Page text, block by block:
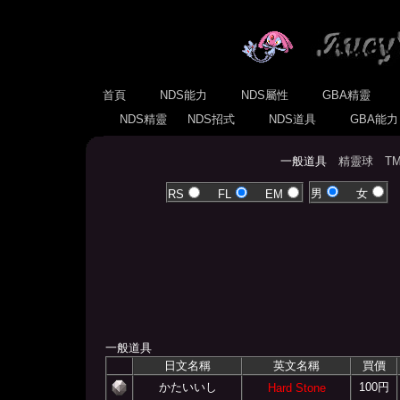
首頁 NDS能力 NDS屬性
GBA精靈
NDS精靈
NDS招式 NDS道具 GBA能
一般道具 精靈球
RS FL EM 男 女
一般道具
日文名稱
英文名稱
買價
かたいいし
Hard Stone 100円